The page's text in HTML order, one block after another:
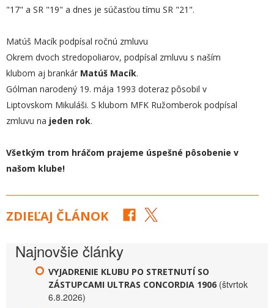
"17" a SR "19" a dnes je súčasťou tímu SR "21".
Matúš Macík podpísal ročnú zmluvu
Okrem dvoch stredopoliarov, podpísal zmluvu s naším
klubom aj brankár Matúš Macík.
Gólman narodený 19. mája 1993 doteraz pôsobil v
Liptovskom Mikuláši. S klubom MFK Ružomberok podpísal
zmluvu na jeden rok.
Všetkým trom hráčom prajeme úspešné pôsobenie v
našom klube!
ZDIEĽAJ ČLÁNOK
Najnovšie články
VYJADRENIE KLUBU PO STRETNUTÍ SO
ZÁSTUPCAMI ULTRAS CONCORDIA 1906 (štvrtok
6.8.2026)